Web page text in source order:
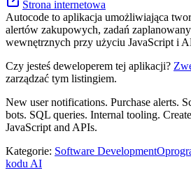
Strona internetowa
Autocode to aplikacja umożliwiająca
alertów zakupowych, zadań
wewnętrznych przy użyciu JavaScript i
Czy jesteś deweloperem tej aplikacji?
zarządzać tym listingiem.
New user notifications. Purchase alerts.
bots. SQL queries. Internal tooling.
JavaScript and APIs.
Kategorie: Software Development
kodu AI